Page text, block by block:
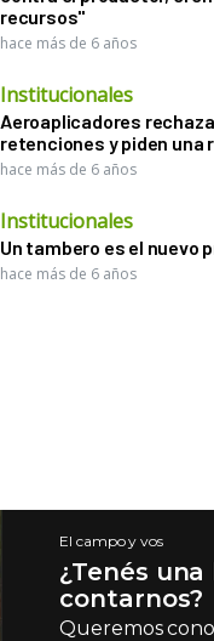
recursos"
hace más de 6 años
Institucionales
Aeroaplicadores
retenciones y piden una
hace más de 6 años
Institucionales
Un tambero es el nuevo
hace más de 6 años
El campo y vos
¿Tenés
contarnos?
Queremos